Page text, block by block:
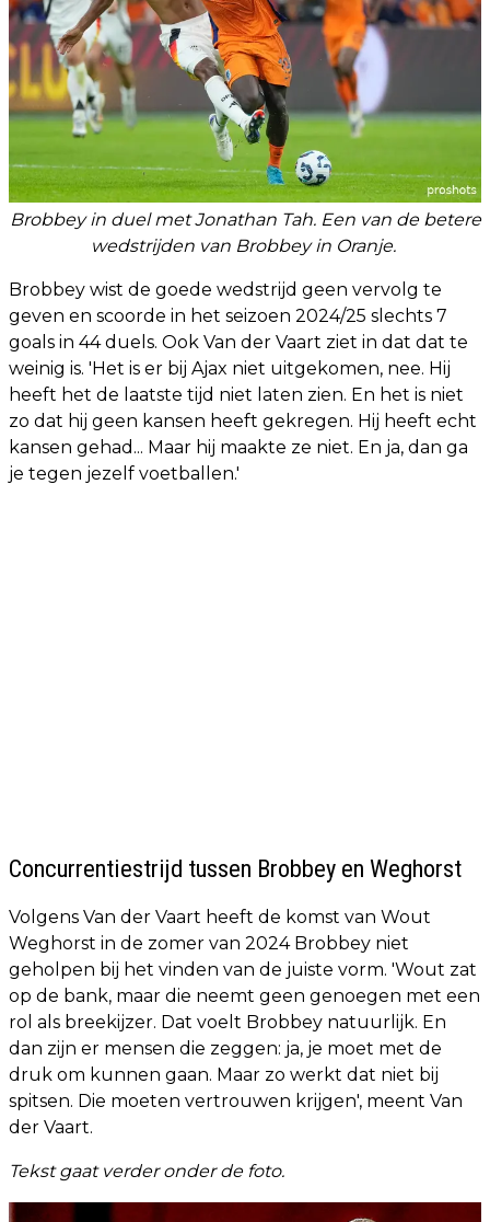
Brobbey in duel met Jonathan Tah. Een van de betere
wedstrijden van Brobbey in Oranje.
Brobbey wist de goede wedstrijd geen vervolg te
geven en scoorde in het seizoen 2024/25 slechts 7
goals in 44 duels. Ook Van der Vaart ziet in dat dat te
weinig is. 'Het is er bij Ajax niet uitgekomen, nee. Hij
heeft het de laatste tijd niet laten zien. En het is niet
zo dat hij geen kansen heeft gekregen. Hij heeft echt
kansen gehad... Maar hij maakte ze niet. En ja, dan ga
je tegen jezelf voetballen.'
Concurrentiestrijd tussen Brobbey en Weghorst
Volgens Van der Vaart heeft de komst van Wout
Weghorst in de zomer van 2024 Brobbey niet
geholpen bij het vinden van de juiste vorm. 'Wout zat
op de bank, maar die neemt geen genoegen met een
rol als breekijzer. Dat voelt Brobbey natuurlijk. En
dan zijn er mensen die zeggen: ja, je moet met de
druk om kunnen gaan. Maar zo werkt dat niet bij
spitsen. Die moeten vertrouwen krijgen', meent Van
der Vaart.
Tekst gaat verder onder de foto.